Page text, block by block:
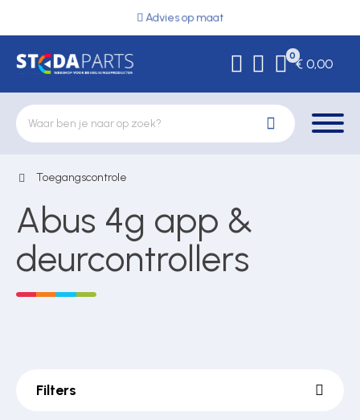
Advies op maat
0
€ 0,00
Deurbeslag
Elektrische vergrendeling
Hekwerkonderdelen
Toegangscontrole
Abus 4g app &
deurcontrollers
Filters